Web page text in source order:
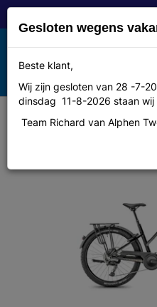
Toggle
navigation
MENU
Fietsen
Gesloten wegens
Beste klant,
Wij zijn gesloten van 28 -7-
dinsdag 11-8-2026 staan wij
Team Richard van Alphen